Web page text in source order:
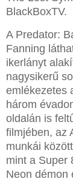
BlackBoxTV.
A Predator:
Fanning
ikerlányt
nagysikerű
emlékezetes
három
oldalán is
filmjében, az
munkái
mint a Super
Neon démon